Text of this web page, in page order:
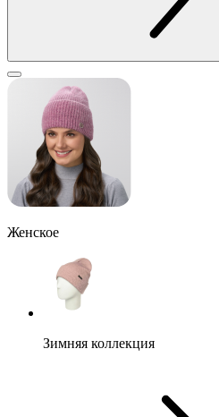
Женское
Зимняя коллекция